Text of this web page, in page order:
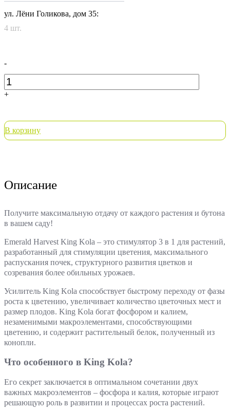
ул. Лёни Голикова, дом 35:
4 шт.
-
+
В корзину
Описание
Получите максимальную отдачу от каждого растения и бутона
в вашем саду!
Emerald Harvest King Kola – это стимулятор 3 в 1 для растений,
разработанный для стимуляции цветения, максимального
распускания почек, структурного развития цветков и
созревания более обильных урожаев.
Усилитель King Kola способствует быстрому переходу от фазы
роста к цветению, увеличивает количество цветочных мест и
размер плодов. King Kola богат фосфором и калием,
незаменимыми макроэлементами, способствующими
цветению, и содержит растительный белок, полученный из
конопли.
Что особенного в King Kola?
Его секрет заключается в оптимальном сочетании двух
важных макроэлементов – фосфора и калия, которые играют
решающую роль в развитии и процессах роста растений.